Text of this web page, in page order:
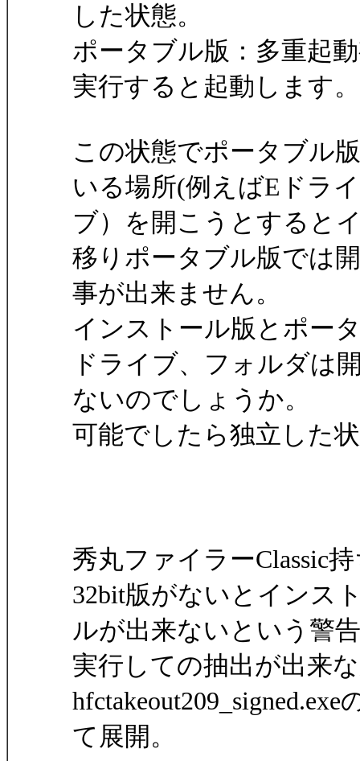
した状態。
ポータブル版：多重起
実行すると起動します。
この状態でポータブル
いる場所(例えばEドライ
ブ）を開こうとすると
移りポータブル版では
事が出来ません。
インストール版とポー
ドライブ、フォルダは
ないのでしょうか。
可能でしたら独立した
秀丸ファイラーClassic
32bit版がないとインス
ルが出来ないという警
実行しての抽出が出来
て展開。